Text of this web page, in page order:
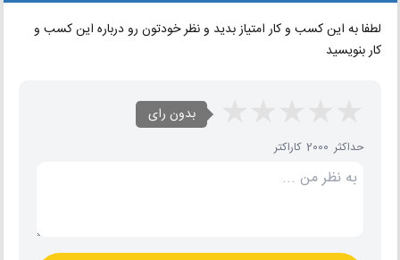
لطفا به این کسب و کار امتیاز بدید و نظر خودتون رو درباره این کسب و
کار بنویسید
بدون رای
حداکثر 2000 کاراکتر